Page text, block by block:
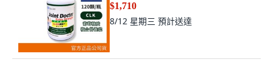
$1,710
8/12 星期三 預計送達